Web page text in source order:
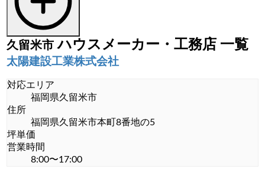
平屋住宅 (9)
注文住宅見積もり (3)
耐震・免震・制震住宅 (3)
輸入住宅 (2)
高気密・高断熱住宅 (9)
土地購入 (21)
久留米市 ハウスメーカー・工務店 一覧
太陽建設工業株式会社
対応エリア
福岡県久留米市
住所
福岡県久留米市本町8番地の5
坪単価
営業時間
8:00〜17:00